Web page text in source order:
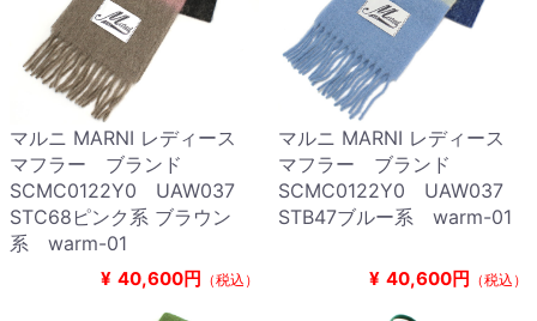
マルニ MARNI レディース
マフラー ブランド
SCMC0122Y0 UAW037
STC68ピンク系 ブラウン
系 warm-01
¥ 40,600円 （税込）
マルニ MARNI レディース
マフラー ブランド
SCMC0122Y0 UAW037
STB47ブルー系 warm-01
¥ 40,600円 （税込）